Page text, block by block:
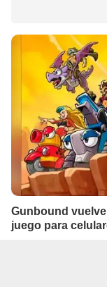
Gunbound
juego para